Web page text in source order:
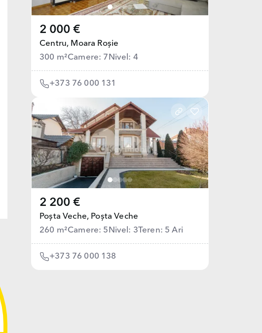
2 000 €
Centru, Moara Roșie
300 m²Camere: 7 Nivel: 4
+373 76 000 131
2 200 €
Poșta Veche, Poșta Veche
260 m²Camere: 5 Nivel: 3Teren: 5 Ari
+373 76 000 138